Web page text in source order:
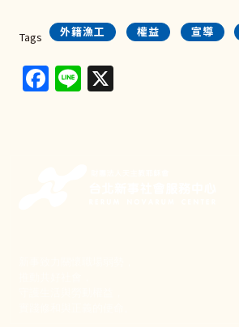
Tags 外籍漁工 權益 宣導
Facebook
Line